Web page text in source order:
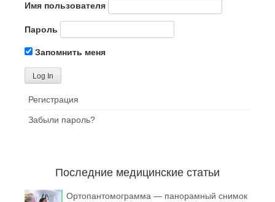
Имя пользователя
Пароль
Запомнить меня
Регистрация
Забыли пароль?
Последние медицинские статьи
Ортопантомограмма — панорамный снимок